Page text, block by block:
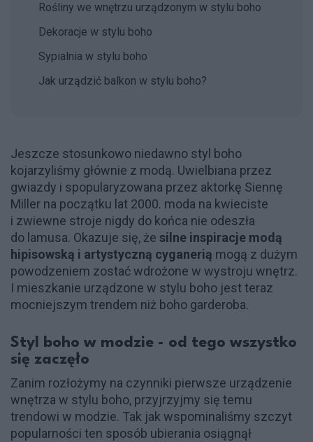
Rośliny we wnętrzu urządzonym w stylu boho
Dekoracje w stylu boho
Sypialnia w stylu boho
Jak urządzić balkon w stylu boho?
Jeszcze stosunkowo niedawno styl boho
kojarzyliśmy głównie z modą. Uwielbiana przez
gwiazdy i spopularyzowana przez aktorkę Siennę
Miller na początku lat 2000. moda na kwieciste
i zwiewne stroje nigdy do końca nie odeszła
do lamusa. Okazuje się, że silne inspiracje modą
hipisowską i artystyczną cyganerią mogą z dużym
powodzeniem zostać wdrożone w wystroju wnętrz.
I mieszkanie urządzone w stylu boho jest teraz
mocniejszym trendem niż boho garderoba.
Styl boho w modzie - od tego wszystko
się zaczęło
Zanim rozłożymy na czynniki pierwsze urządzenie
wnętrza w stylu boho, przyjrzyjmy się temu
trendowi w modzie. Tak jak wspominaliśmy szczyt
popularności ten sposób ubierania osiągnął